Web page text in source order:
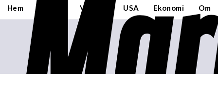
Hem Världen USA Ekonomi Om